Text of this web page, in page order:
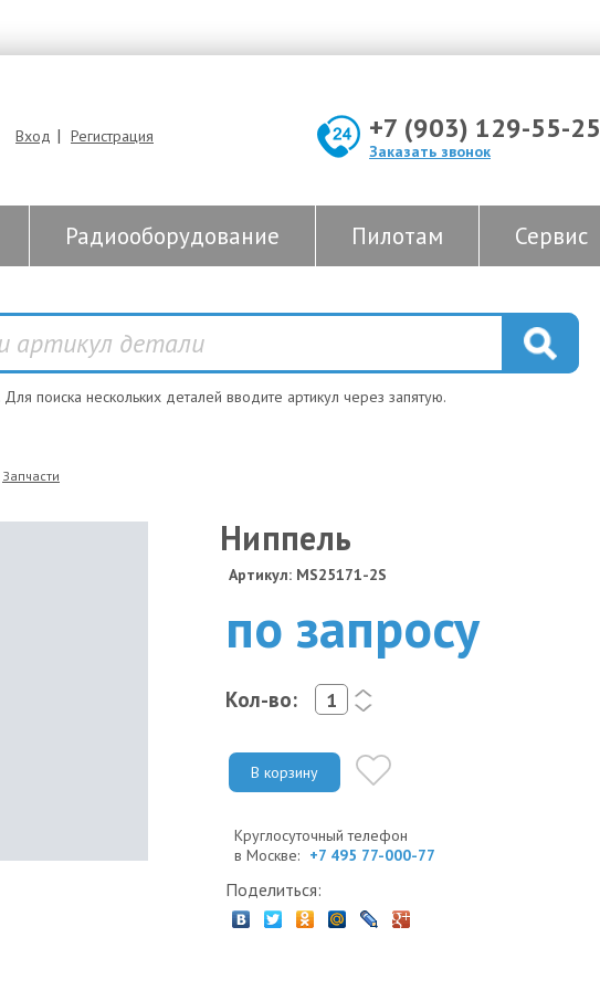
Вход | Регистрация +7 (903) 129-55-25
Заказать звонок
Радиооборудование Пилотам Сервис
. Для поиска нескольких деталей вводите артикул через запятую.
Запчасти
Ниппель
Артикул: MS25171-2S
по запросу
Кол-во:
<
>
В корзину
Круглосуточный телефон
в Москве: +7 495 77-000-77
Поделиться: